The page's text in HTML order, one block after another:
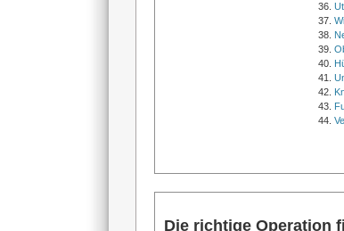
Die richtige Operation